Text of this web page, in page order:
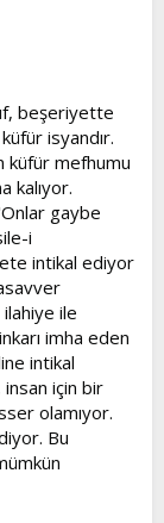
beşeriyette
isyandır.
küfür mefhumu
kalıyor.
gaybe
i
intikal ediyor
ile
imha eden
intikal
için bir
olamıyor.
Bu